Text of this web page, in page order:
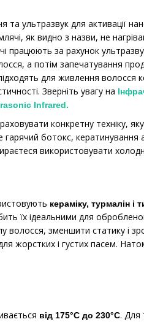
ультразвук для активації
як видно з назви, не
працюють за рахунок
а потім запечатування
для живлення
Зверніть увагу на
Infrared.
конкретну техніку,
ботокс,
використовувати
кераміку, турмалін і
їх ідеальними для
зменшити статику і
жорстких і густих пасем.
від 175°C до 230°C. Для